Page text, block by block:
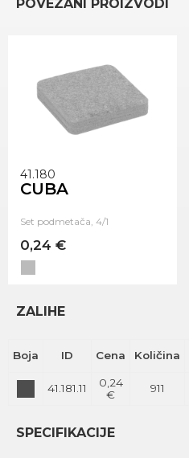
POVEZANI PROIZVODI
41.180
CUBA
Set podmetača, 4/1
0,24 €
ZALIHE
Boja ID Cena Količina
41.181.11
0,24
€
911
SPECIFIKACIJE